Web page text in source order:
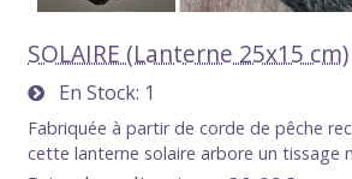
SOLAIRE (Lanterne 25x15 cm)
En Stock 1
Fabriquée à partir de corde de pêche
cette lanterne solaire arbore un tissage